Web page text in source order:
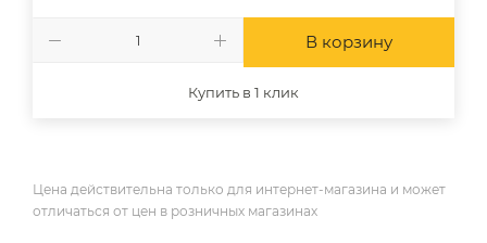
В корзину
Купить в 1 клик
Цена действительна только для интернет-магазина и может
отличаться от цен в розничных магазинах